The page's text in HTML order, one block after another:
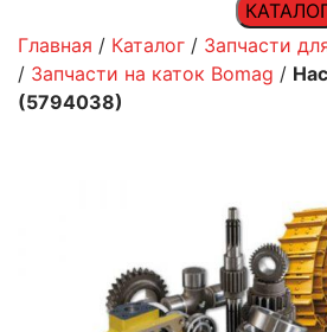
Главная / Каталог / Запчасти
/ Запчасти на каток Bomag /
(5794038)